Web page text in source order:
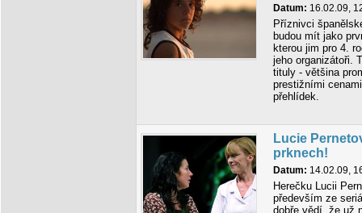
Datum: 16.02.09,
Příznivci
budou mít jako
kterou jim pro 4.
jeho organizátoři.
tituly - většina
prestižními
přehlídek.
Lucie
prknech!
Datum: 14.02.09,
Herečku Lucii
především ze
dobře vědí, že už